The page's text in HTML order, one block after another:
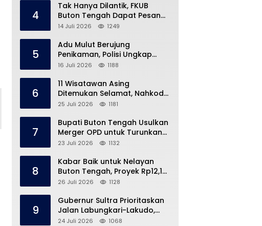
4
Tak Hanya Dilantik, FKUB
Buton Tengah Dapat Pesan
Khusus dari Bupati Azhari
14 Juli 2026 1249
5
Adu Mulut Berujung
Penikaman, Polisi Ungkap
Kronologi di Pasar Marisa
16 Juli 2026 1188
6
11 Wisatawan Asing
Ditemukan Selamat, Nahkoda
Speedboat Masih Hilang
25 Juli 2026 1181
7
Bupati Buton Tengah Usulkan
Merger OPD untuk Turunkan
Belanja Pegawai APBD
23 Juli 2026 1132
8
Kabar Baik untuk Nelayan
Buton Tengah, Proyek Rp12,1
Miliar Akhirnya Dimulai
26 Juli 2026 1128
9
Gubernur Sultra Prioritaskan
Jalan Labungkari-Lakudo,
Buteng Kebagian 1,7 Km
24 Juli 2026 1068